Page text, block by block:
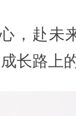
，赴未
长路上